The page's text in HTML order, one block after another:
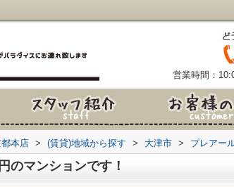
営業時間：
本店 > (賃貸)地域から探す > 大津市 > プレアー
のマンションです！